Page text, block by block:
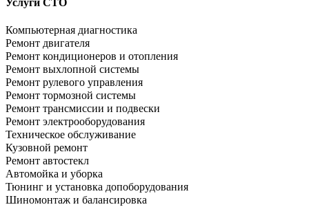
Услуги СТО
Компьютерная диагностика
Ремонт двигателя
Ремонт кондиционеров и отопления
Ремонт выхлопной системы
Ремонт рулевого управления
Ремонт тормозной системы
Ремонт трансмиссии и подвески
Ремонт электрооборудования
Техническое обслуживание
Кузовной ремонт
Ремонт автостекл
Автомойка и уборка
Тюнинг и установка допоборудования
Шиномонтаж и балансировка